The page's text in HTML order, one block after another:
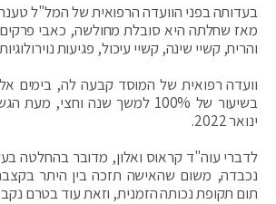
בעדותה בפני הוועדה הרפואית של המל"ל
מאז שחלתה היא סובלת מחולשה, כאבי
והריח, קשיי שינה, קשיי עיכול, פגיעות
וועדה רפואית של המוסד קבעה לה, בימים
בשיעור של 100% למשך שנה
ינואר 2022.
לדברי עוה"ד קראוס ואלון, מדובר בהחלטה
נכבדה, משום שהאישה תזכה בין היתר
תום תקופת נכותה הזמנית, וזאת עוד בטרם